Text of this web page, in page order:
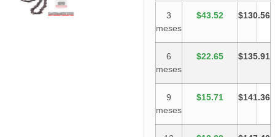
3
meses
$43.52 $130.56
6
meses
$22.65 $135.91
9
meses
$15.71 $141.36